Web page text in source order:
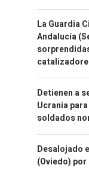
La Guardia
Andalucía
Detienen a
Ucrania
soldados
Desalojado
(Oviedo)